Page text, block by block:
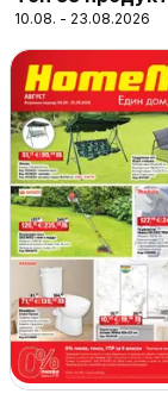
отстъпка
10.08. - 23.08.2026